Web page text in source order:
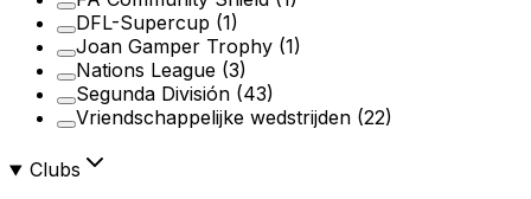
DFL-Supercup (1)
Joan Gamper Trophy (1)
Nations League (3)
Segunda División (43)
Vriendschappelijke wedstrijden (22)
Clubs